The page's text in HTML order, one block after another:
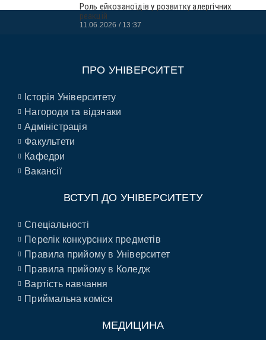
Роль ейкозаноїдів у розвитку алергічних
реакцій
11.06.2026 13:37
ПРО УНІВЕРСИТЕТ
Історія Університету
Нагороди та відзнаки
Адміністрація
Факультети
Кафедри
Вакансії
ВСТУП ДО УНІВЕРСИТЕТУ
Спеціальності
Перелік конкурсних предметів
Правила прийому в Університет
Правила прийому в Коледж
Вартість навчання
Приймальна коміся
МЕДИЦИНА